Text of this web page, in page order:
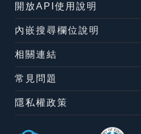
開放API使用說明
內嵌搜尋欄位說明
相關連結
常見問題
隱私權政策